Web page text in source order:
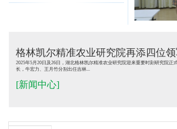
格林凯尔精准农业研究院再添四位领
2025年5月20日及26日，湖北格林凯尔精准农业研究院迎来重要时刻研究院正
长，牛宏力、王月竹分别出任吉林...
[新闻中心]